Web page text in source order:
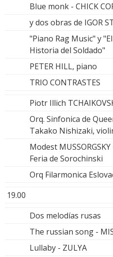
Blue monk - CHICK
y dos obras de IGOR
"Piano Rag Music" y
Historia del Soldado"
PETER HILL, piano
TRIO CONTRASTES
Piotr Illich
Orq. Sinfonica de
Takako Nishizaki,
Modest
Feria de Sorochinski
Orq Filarmonica
19.00
Dos melodías rusas
The russian song -
Lullaby - ZULYA